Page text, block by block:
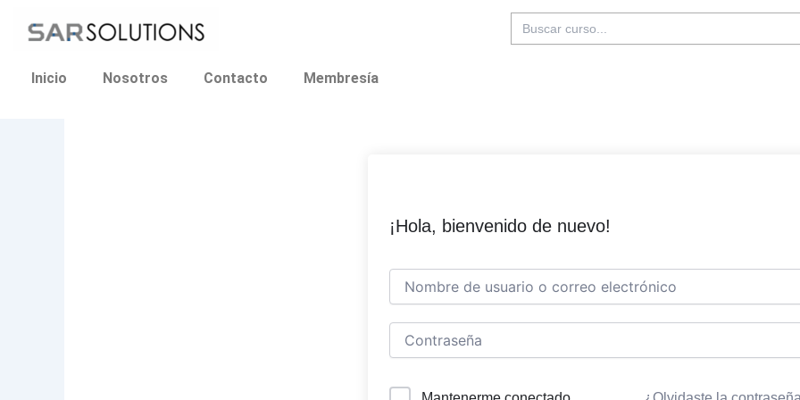
Buscar:
Inicio Nosotros Contacto Membresía
¡Hola, bienvenido de nuevo!